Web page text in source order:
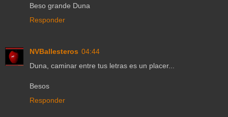
Beso grande Duna
Responder
NVBallesteros 04:44
Duna, caminar entre tus letras es un placer...
Besos
Responder